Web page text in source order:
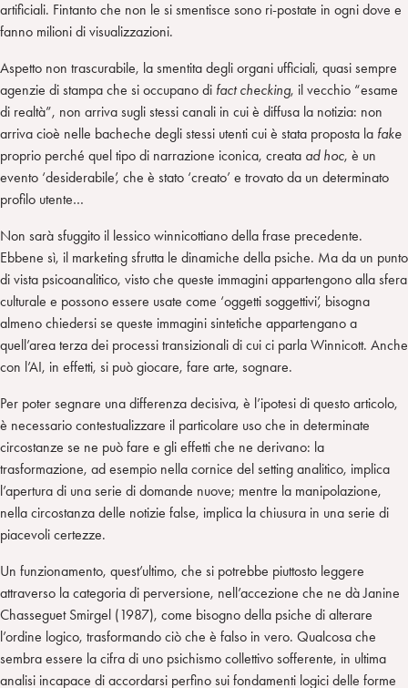
artificiali. Fintanto che non le si smentisce sono ri-postate in ogni dove e
fanno milioni di visualizzazioni.
Aspetto non trascurabile, la smentita degli organi ufficiali, quasi sempre
agenzie di stampa che si occupano di fact checking, il vecchio “esame
di realtà”, non arriva sugli stessi canali in cui è diffusa la notizia: non
arriva cioè nelle bacheche degli stessi utenti cui è stata proposta la fake
proprio perché quel tipo di narrazione iconica, creata ad hoc, è un
evento ‘desiderabile’, che è stato ‘creato’ e trovato da un determinato
profilo utente…
Non sarà sfuggito il lessico winnicottiano della frase precedente.
Ebbene sì, il marketing sfrutta le dinamiche della psiche. Ma da un punto
di vista psicoanalitico, visto che queste immagini appartengono alla sfera
culturale e possono essere usate come ‘oggetti soggettivi’, bisogna
almeno chiedersi se queste immagini sintetiche appartengano a
quell’area terza dei processi transizionali di cui ci parla Winnicott. Anche
con l’AI, in effetti, si può giocare, fare arte, sognare.
Per poter segnare una differenza decisiva, è l’ipotesi di questo articolo,
è necessario contestualizzare il particolare uso che in determinate
circostanze se ne può fare e gli effetti che ne derivano: la
trasformazione, ad esempio nella cornice del setting analitico, implica
l’apertura di una serie di domande nuove; mentre la manipolazione,
nella circostanza delle notizie false, implica la chiusura in una serie di
piacevoli certezze.
Un funzionamento, quest’ultimo, che si potrebbe piuttosto leggere
attraverso la categoria di perversione, nell’accezione che ne dà Janine
Chasseguet Smirgel (1987), come bisogno della psiche di alterare
l’ordine logico, trasformando ciò che è falso in vero. Qualcosa che
sembra essere la cifra di uno psichismo collettivo sofferente, in ultima
analisi incapace di accordarsi perfino sui fondamenti logici delle forme